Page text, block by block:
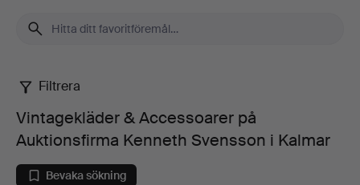
Vintagekläder
Accessoarer
Filtrera
Vintagekläder & Accessoarer på
Auktionsfirma Kenneth Svensson i Kalmar
Bevaka sökning